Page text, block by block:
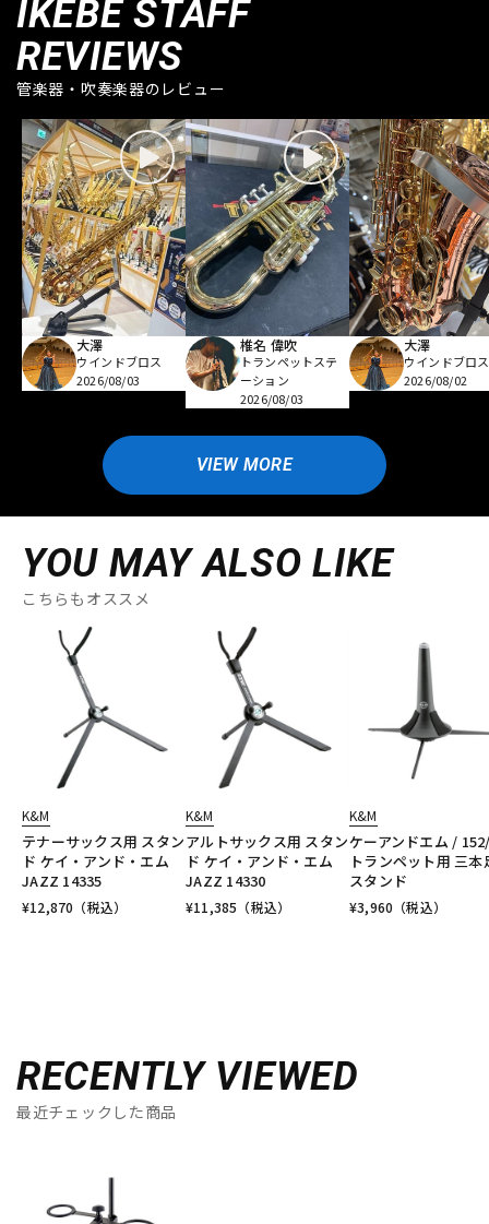
IKEBE STAFF
REVIEWS
管楽器・吹奏楽器のレビュー
大澤
ウインドブロス
2026/08/03
椎名 偉吹
トランペットステ
ーション
2026/08/03
大澤
ウインドブロス
2026/08/02
VIEW MORE
YOU MAY ALSO LIKE
こちらもオススメ
K&M
テナーサックス用 スタン
ド ケイ・アンド・エム
JAZZ 14335
¥12,870 （税込）
K&M
アルトサックス用 スタン
ド ケイ・アンド・エム
JAZZ 14330
¥11,385 （税込）
K&M
ケーアンドエム /
トランペット用 三本
スタンド
¥3,960 （税込）
RECENTLY VIEWED
最近チェックした商品